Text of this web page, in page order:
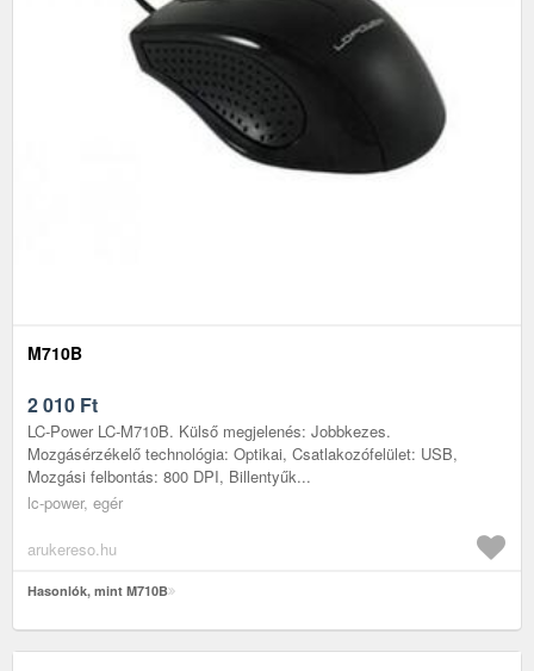
M710B
2 010 Ft
LC-Power LC-M710B. Külső megjelenés: Jobbkezes.
Mozgásérzékelő technológia: Optikai, Csatlakozófelület: USB,
Mozgási felbontás: 800 DPI, Billentyűk...
lc-power, egér
arukereso.hu
Hasonlók, mint M710B